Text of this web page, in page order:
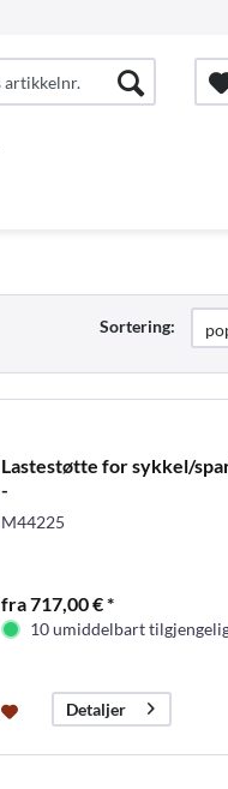
Sortering:
Lastestøtte for sykkel/
-
M44225
fra 717,00 € *
10 umiddelbart
Detaljer